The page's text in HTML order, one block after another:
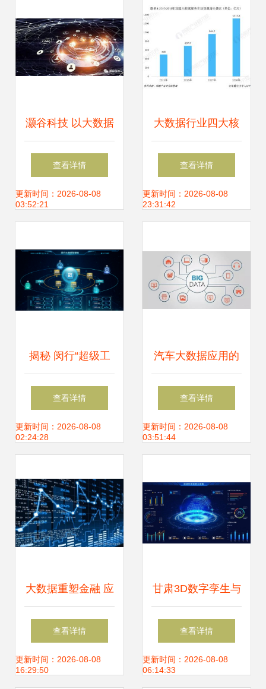
灏谷科技 以大数据
为引擎，推动产业
链与创新链深度融
查看详情
更新时间：2026-08-08
03:52:21
大数据行业四大核
心细分市场 驱动增
长的新引擎
查看详情
更新时间：2026-08-08
23:31:42
揭秘 闵行“超级工
厂”的“旗舰店”，如
何用大数据重塑你
查看详情
更新时间：2026-08-08
02:24:28
汽车大数据应用的
六大前提 从数据到
价值的必经之路
查看详情
更新时间：2026-08-08
03:51:44
大数据重塑金融 应
用全景与深远影响
查看详情
更新时间：2026-08-08
16:29:50
甘肃3D数字孪生与
工厂人员定位可视
化系统 大数据时代
查看详情
更新时间：2026-08-08
06:14:33